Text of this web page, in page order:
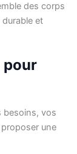
des corps
durable et
pour
besoins, vos
une